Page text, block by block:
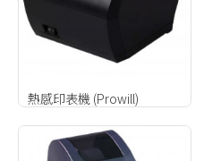
熱感印表機 (Prowill)